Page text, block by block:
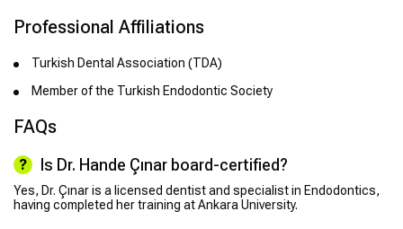
Professional Affiliations
Turkish Dental Association (TDA)
Member of the Turkish Endodontic Society
FAQs
Is Dr. Hande Çınar board-certified?
Yes, Dr. Çınar is a licensed dentist and specialist in Endodontics,
having completed her training at Ankara University.